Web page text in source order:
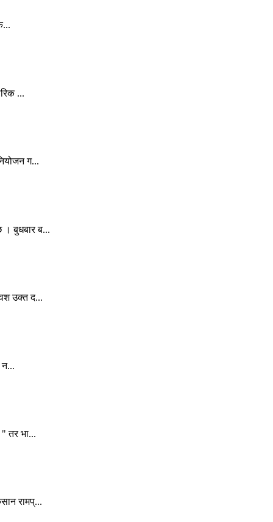
...
ग...
। बुधबार ब...
उक्त द...
न...
तर भा...
रामप्...